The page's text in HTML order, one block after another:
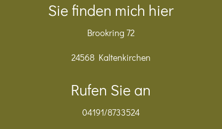
Sie finden mich hier
Brookring 72
24568 Kaltenkirchen
Rufen Sie an
04191/8733524